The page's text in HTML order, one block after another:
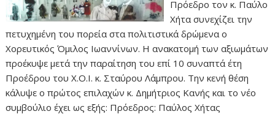
Πρόεδρο τον κ. Παύλο
Χήτα συνεχίζει την
πετυχημένη του πορεία στα πολιτιστικά δρώμενα ο
Χορευτικός Όμιλος Ιωαννίνων. Η ανακατομή των αξιωμάτων
προέκυψε μετά την παραίτηση του επί 10 συναπτά έτη
Προέδρου του Χ.Ο.Ι. κ. Σταύρου Λάμπρου. Την κενή θέση
κάλυψε ο πρώτος επιλαχών κ. Δημήτριος Κανής και το νέο
συμβούλιο έχει ως εξής: Πρόεδρος: Παύλος Χήτας